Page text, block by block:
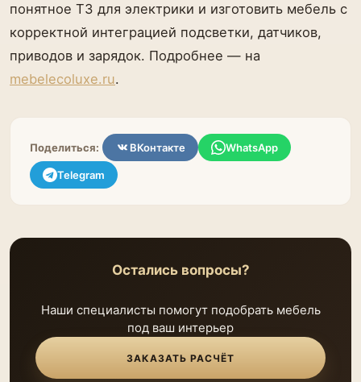
понятное ТЗ для электрики и изготовить мебель с
корректной интеграцией подсветки, датчиков,
приводов и зарядок. Подробнее — на
mebelecoluxe.ru.
Поделиться: ВКонтакте WhatsApp
Telegram
Остались вопросы?
Наши специалисты помогут подобрать мебель
под ваш интерьер
ЗАКАЗАТЬ РАСЧЁТ